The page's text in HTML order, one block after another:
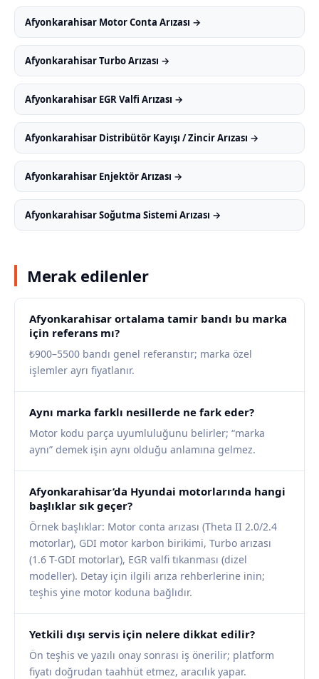
Afyonkarahisar Motor Conta Arızası →
Afyonkarahisar Turbo Arızası →
Afyonkarahisar EGR Valfi Arızası →
Afyonkarahisar Distribütör Kayışı / Zincir Arızası →
Afyonkarahisar Enjektör Arızası →
Afyonkarahisar Soğutma Sistemi Arızası →
Merak edilenler
Afyonkarahisar ortalama tamir bandı bu marka
için referans mı?
₺900–5500 bandı genel referanstır; marka özel
işlemler ayrı fiyatlanır.
Aynı marka farklı nesillerde ne fark eder?
Motor kodu parça uyumluluğunu belirler; “marka
aynı” demek işin aynı olduğu anlamına gelmez.
Afyonkarahisar’da Hyundai motorlarında hangi
başlıklar sık geçer?
Örnek başlıklar: Motor conta arızası (Theta II 2.0/2.4
motorlar), GDI motor karbon birikimi, Turbo arızası
(1.6 T-GDI motorlar), EGR valfi tıkanması (dizel
modeller). Detay için ilgili arıza rehberlerine inin;
teşhis yine motor koduna bağlıdır.
Yetkili dışı servis için nelere dikkat edilir?
Ön teşhis ve yazılı onay sonrası iş önerilir; platform
fiyatı doğrudan taahhüt etmez, aracılık yapar.